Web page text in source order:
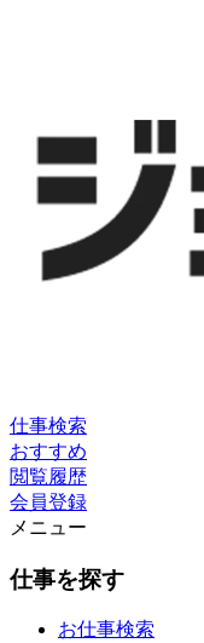
仕事検索
おすすめ
閲覧履歴
会員登録
メニュー
仕事を探す
お仕事検索